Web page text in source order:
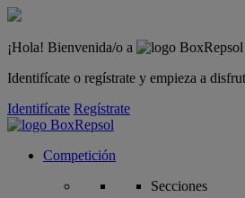
¡Hola! Bienvenida/o a
Identifícate o regístrate y empieza a
Identifícate Regístrate
Competición
Secciones